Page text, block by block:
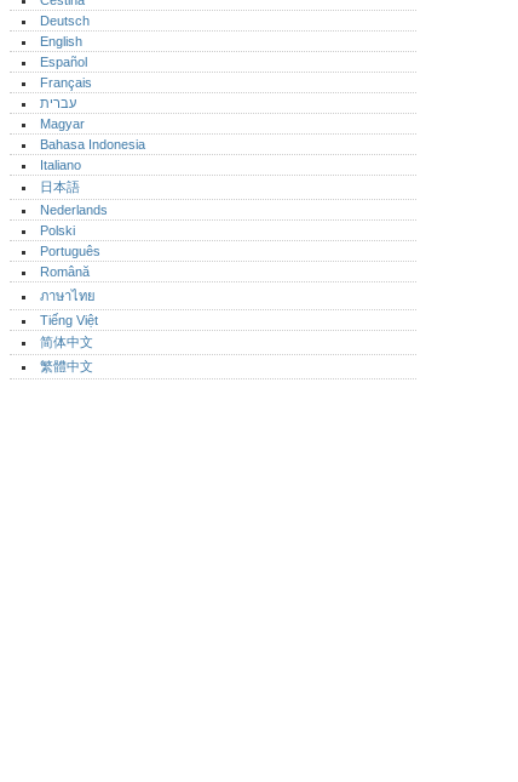
Deutsch
English
Español
Français
עברית
Magyar
Bahasa Indonesia
Italiano
日本語
Nederlands
Polski
Português‎
Română
ภาษาไทย
Tiếng Việt
简体中文
繁體中文